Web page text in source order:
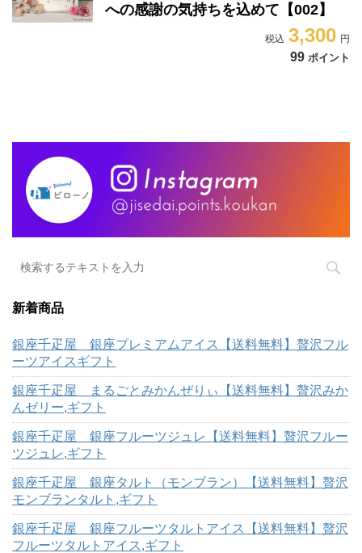
への感謝の気持ちを込めて【002】
3,300
99 ポイント
新着商品
銀座千疋屋 銀座プレミアムアイス【送料無料】贅沢フル
ーツアイスギフト
銀座千疋屋 まるごとみかんぜりぃ【送料無料】贅沢みか
んゼリー,ギフト
銀座千疋屋 銀座フルーツジュレ【送料無料】贅沢フルー
ツジュレ,ギフト
銀座千疋屋 銀座タルト（モンブラン）【送料無料】贅沢
モンブランタルト,ギフト
銀座千疋屋 銀座フルーツタルトアイス【送料無料】贅沢
フルーツタルトアイス,ギフト